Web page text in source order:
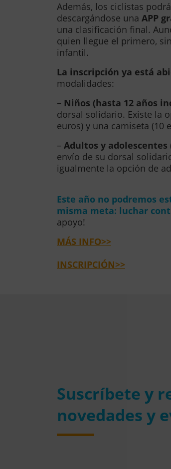
Además, los ciclistas
descargándose una APP
una clasificación final.
quien llegue el primero,
infantil.
La inscripción ya está
modalidades:
– Niños (hasta 12 años
dorsal solidario. Existe la
euros) y una camiseta (10
– Adultos y adolescentes
envío de su dorsal
igualmente la opción de
Este año no podremos
misma meta: luchar
apoyo!
MÁS INFO>>
INSCRIPCIÓN>>
Suscríbete y
novedades y